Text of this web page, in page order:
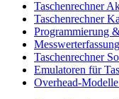
Taschenrechner
Taschenrechner
Programmierung
Taschenrechner
Emulatoren für
Overhead-